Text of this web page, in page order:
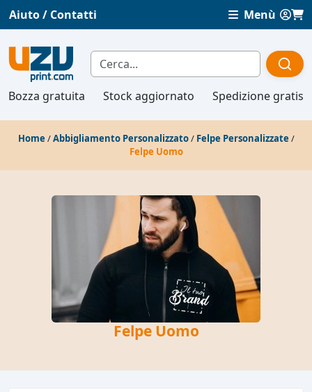
Aiuto / Contatti Menù
Bozza gratuita Stock aggiornato Spedizione gratis
Home /Abbigliamento Personalizzato/ Felpe Personalizzate /
Felpe Uomo
Felpe Uomo